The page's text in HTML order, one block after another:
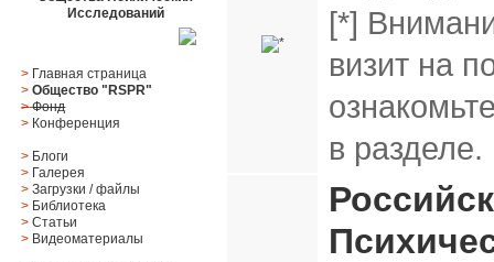
Исследований
> Главная страница
> Общество "RSPR"
> Фонд
> Конференция
> Блоги
> Галерея
> Загрузки/файлы
> Библиотека
> Статьи
> Видеоматериалы
[*]
визит на
в разделе.